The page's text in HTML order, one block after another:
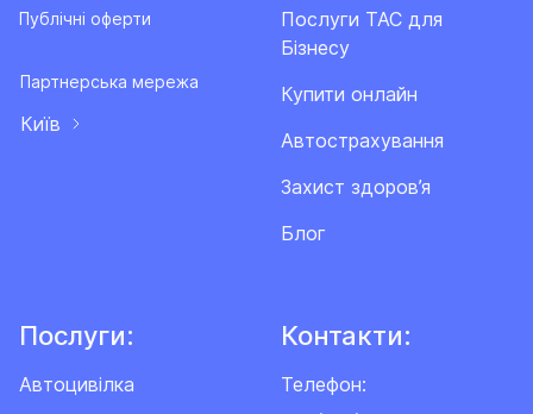
Публічні оферти
Партнерська мережа
Київ
Послуги ТАС для
Бізнесу
Купити онлайн
Автострахування
Захист здоров’я
Блог
Послуги:
Автоцивілка
Контакти:
Телефон: